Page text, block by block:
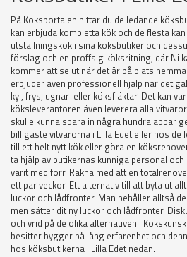
På Köksportalen hittar du de ledande
kan erbjuda kompletta kök och de flesta
utställningskök i sina köksbutiker och
förslag och en proffsig köksritning, där Ni
kommer att se ut när det är på plats
erbjuder även professionell hjälp när det
kyl, frys, ugnar eller köksfläktar. Det kan
köksleverantören även leverera alla
skulle kunna spara in några hundralappar
billigaste vitvarorna i Lilla Edet eller hos de
till ett helt nytt kök eller göra en
ta hjälp av butikernas kunniga personal
varit med förr. Räkna med att en
ett par veckor. Ett alternativ till att byta ut
luckor och lådfronter. Man behåller alltså
men sätter dit ny luckor och lådfronter.
och vrid på de olika alternativen.
besitter bygger på lång erfarenhet och
hos köksbutikerna i Lilla Edet nedan.